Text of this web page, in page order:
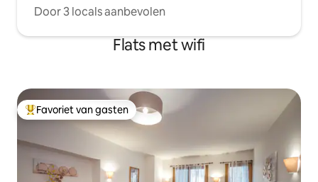
Door 3 locals aanbevolen
Flats met wifi
Topfavoriet van gasten
Favoriet van gasten